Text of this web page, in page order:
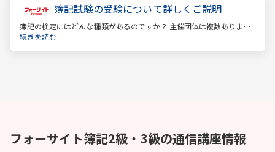
簿記試験の受験について詳しくご説明
簿記の検定にはどんな種類があるのですか？ 主催団体は複数ありま
す。 もっとも評価の高い「日商検定」をお薦めします。
続きを読む
フォーサイト簿記2級・3級の通信講座情報